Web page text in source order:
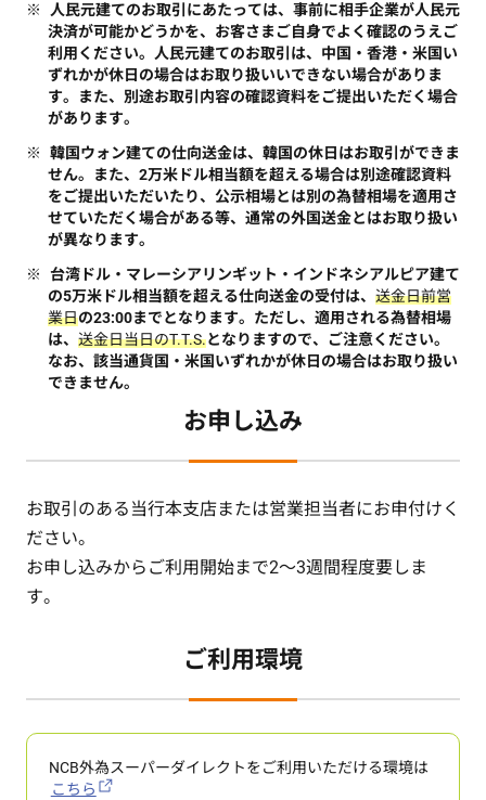
人民元建てのお取引にあたっては、事前に相手企業が人民元
決済が可能かどうかを、お客さまご自身でよく確認のうえご
利用ください。人民元建てのお取引は、中国・香港・米国い
ずれかが休日の場合はお取り扱いいできない場合がありま
す。また、別途お取引内容の確認資料をご提出いただく場合
があります。
韓国ウォン建ての仕向送金は、韓国の休日はお取引ができま
せん。また、2万米ドル相当額を超える場合は別途確認資料
をご提出いただいたり、公示相場とは別の為替相場を適用さ
せていただく場合がある等、通常の外国送金とはお取り扱い
が異なります。
台湾ドル・マレーシアリンギット・インドネシアルピア建て
の5万米ドル相当額を超える仕向送金の受付は、 送金日前営
業日の23:00までとなります。ただし、適用される為替相場
は、 送金日当日のT.T.S.となりますので、ご注意ください。
なお、該当通貨国・米国いずれかが休日の場合はお取り扱い
できません。
お申し込み
お取引のある当行本支店または営業担当者にお申付けく
ださい。
お申し込みからご利用開始まで2～3週間程度要しま
す。
ご利用環境
NCB外為スーパーダイレクトをご利用いただける環境は
こちら